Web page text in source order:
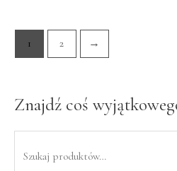
Znajdź coś
1 2 →